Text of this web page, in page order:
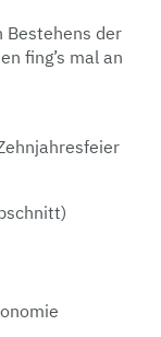
Bestehens der
fing’s mal an